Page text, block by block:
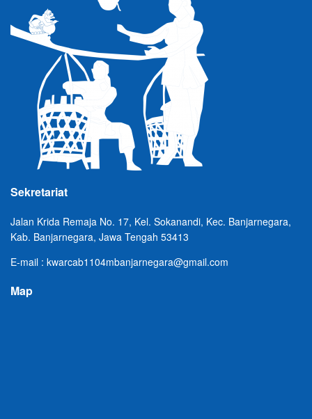
Sekretariat
Jalan Krida Remaja No. 17, Kel. Sokanandi, Kec. Banjarnegara,
Kab. Banjarnegara, Jawa Tengah 53413
E-mail : kwarcab1104mbanjarnegara@gmail.com
Map